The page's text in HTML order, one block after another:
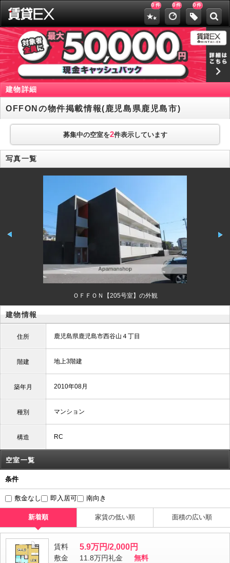
0 件 0件 0件
建物詳細
OFFONの物件掲載情報(鹿児島県鹿児島市)
募集中の空室を2件表示しています
写真一覧
ＯＦＦＯＮ【205号室】の外観
建物情報
住所 鹿児島県鹿児島市西谷山４丁目
階建 地上3階建
築年月 2010年08月
種別 マンション
構造 RC
空室一覧
条件
敷金なし 即入居可 南向き
新着順 家賃の低い順 面積の広い順
賃料 5.9万円/2,000円
敷金 11.8万円礼金
無料